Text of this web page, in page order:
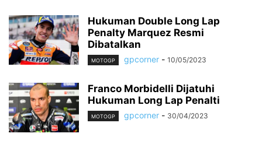
Hukuman Double Long Lap
Penalty Marquez Resmi
Dibatalkan
MOTOGP gpcorner - 10/05/2023
Franco Morbidelli Dijatuhi
Hukuman Long Lap Penalti
MOTOGP gpcorner - 30/04/2023